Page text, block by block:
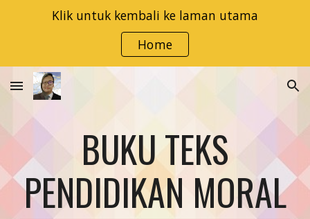
Klik untuk kembali ke laman utama
Home
BUKU TEKS
PENDIDIKAN MORAL